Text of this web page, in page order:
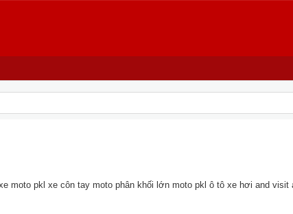
moto pkl xe côn tay moto phân khối lớn moto pkl ô tô xe hơi and